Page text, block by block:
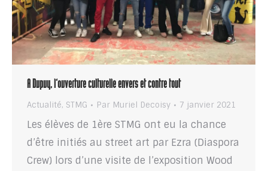
A Dupuy, l’ouverture culturelle envers et contre tout
Actualité, STMG Par Muriel Decoisy 7 janvier 2021
Les élèves de 1ère STMG ont eu la chance
d’être initiés au street art par Ezra (Diaspora
Crew) lors d’une visite de l’exposition Wood